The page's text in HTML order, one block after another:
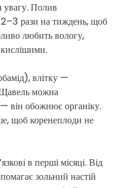
увагу. Полив
рази на тиждень, щоб
любить вологу,
влітку —
Щавель можна
він обожнює органіку.
щоб коренеплоди не
в перші місяці. Від
зольний настій